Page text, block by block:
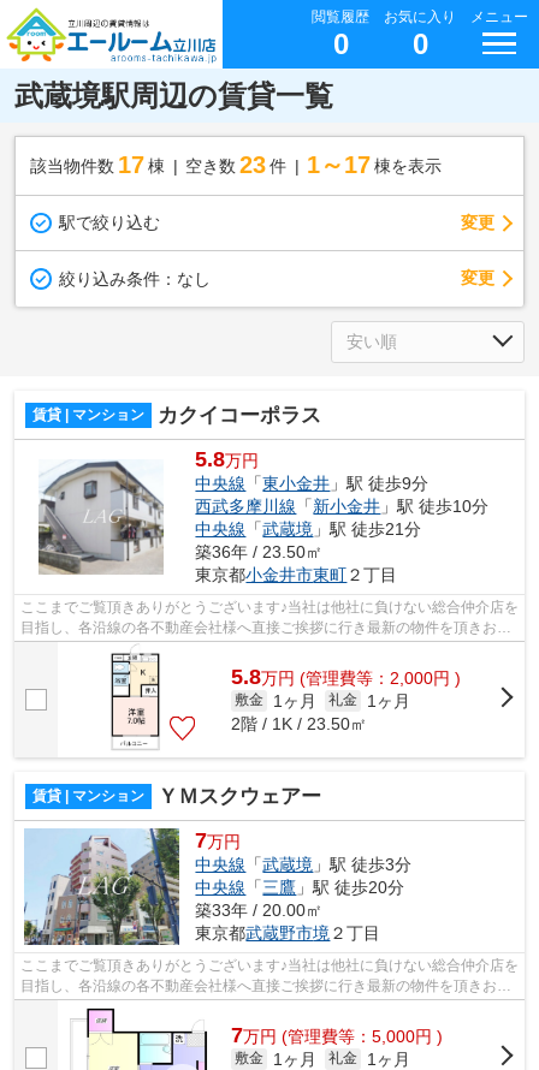
閲覧履歴
0
お気に入り
0
メニュー
武蔵境駅周辺の賃貸一覧
該当物件数 17棟 空き数 23 件 1～17 棟を表示
駅で絞り込む 変更
絞り込み条件： なし 変更
賃貸 | マンション カクイコーポラス
5.8万円
中央線 「東小金井 」駅 徒歩9分
西武多摩川線 「新小金井 」駅 徒歩10分
中央線 「武蔵境 」駅 徒歩21分
築36年 / 23.50㎡
東京都小金井市東町２丁目
ここまでご覧頂きありがとうございます♪当社は他社に負けない総合仲介店を
目指し、各沿線の各不動産会社様へ直接ご挨拶に行き最新の物件を頂きお客
様へ提供しております！最新の情報は...
5.8万円 (管理費等：2,000円 )
敷金 1ヶ月 礼金
1ヶ月
2階 / 1K / 23.50㎡
賃貸 | マンション ＹＭスクウェアー
7万円
中央線 「武蔵境 」駅 徒歩3分
中央線 「三鷹 」駅 徒歩20分
築33年 / 20.00㎡
東京都武蔵野市境 ２丁目
ここまでご覧頂きありがとうございます♪当社は他社に負けない総合仲介店を
目指し、各沿線の各不動産会社様へ直接ご挨拶に行き最新の物件を頂きお客
様へ提供しております！最新の情報は...
7万円 (管理費等：5,000円 )
敷金 1ヶ月 礼金
1ヶ月